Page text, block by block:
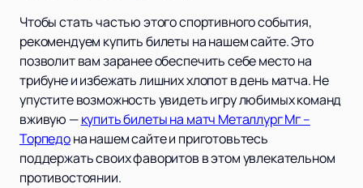
Чтобы стать частью этого спортивного события,
рекомендуем купить билеты на нашем сайте. Это
позволит вам заранее обеспечить себе место на
трибуне и избежать лишних хлопот в день матча. Не
упустите возможность увидеть игру любимых команд
вживую —купить билеты на матч Металлург Мг –
Торпедона нашем сайте и приготовьтесь
поддержать своих фаворитов в этом увлекательном
противостоянии.